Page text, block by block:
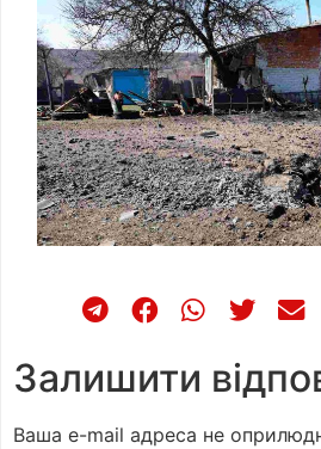
Залишити
Ваша e-mail адреса не